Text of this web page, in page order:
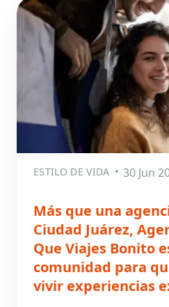
ESTILO DE VIDA 30 Jun
Más que una
Ciudad Juárez,
Que Viajes Bonito
comunidad para
vivir experiencias